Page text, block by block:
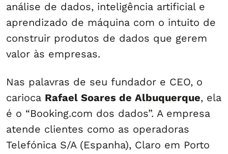
análise de dados, inteligência artificial e
aprendizado de máquina com o intuito de
construir produtos de dados que gerem
valor às empresas.
Nas palavras de seu fundador e CEO, o
carioca Rafael Soares de Albuquerque, ela
é o “Booking.com dos dados”. A empresa
atende clientes como as operadoras
Telefónica S/A (Espanha), Claro em Porto